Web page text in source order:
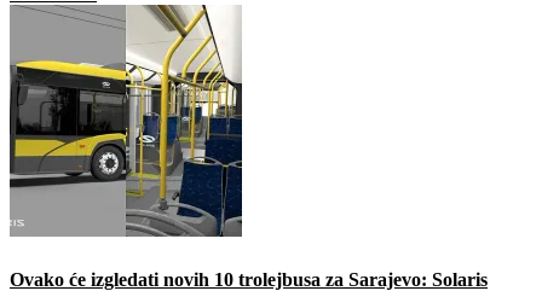
Ovako će izgledati novih 10 trolejbusa za Sarajevo: Solaris